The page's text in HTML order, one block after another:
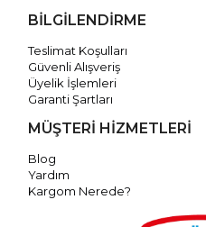
BİLGİLENDİRME
Teslimat Koşulları
Güvenli Alışveriş
Üyelik İşlemleri
Garanti Şartları
MÜŞTERİ HİZMETLERİ
Blog
Yardım
Kargom Nerede?